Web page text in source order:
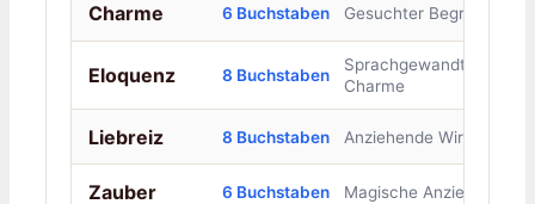
Charme 6 Buchstaben Gesuchter Begriff
Eloquenz 8 Buchstaben
Sprachgewandter
Charme
Liebreiz 8 Buchstaben Anziehende Wirkung
Zauber 6 Buchstaben Magische Anziehung